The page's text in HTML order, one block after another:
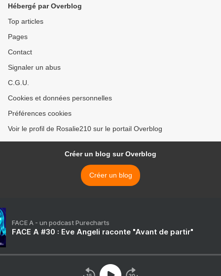
Hébergé par Overblog
Top articles
Pages
Contact
Signaler un abus
C.G.U.
Cookies et données personnelles
Préférences cookies
Voir le profil de Rosalie210 sur le portail Overblog
Créer un blog sur Overblog
Créer un blog
FACE A - un podcast Purecharts
FACE A #30 : Eve Angeli raconte "Avant de partir"